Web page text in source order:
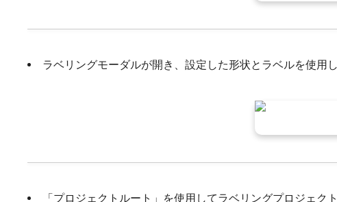
ラベリングモーダルが開き、設定した形状とラベルを使用
「プロジェクトルート」を使用してラベリングプロジェク